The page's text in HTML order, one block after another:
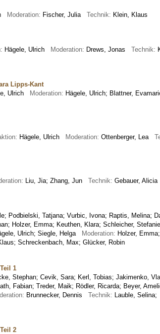
Moderation: Fischer, Julia Technik: Klein, Klaus
Hägele, Ulrich Moderation: Drews, Jonas Technik:
Lipps-Kant
Ulrich Moderation: Hägele, Ulrich; Blattner,
Hägele, Ulrich Moderation: Ottenberger, Lea
Liu, Jia; Zhang, Jun Technik: Gebauer, Alicia
; Podbielski, Tatjana; Vurbic, Ivona; Raptis, Melina;
; Holzer, Emma; Keuthen, Klara; Schleicher, Stefanie
Ulrich; Siegle, Helga Moderation: Holzer, Emma;
Schreckenbach, Max; Glücker, Robin
1
Stephan; Cevik, Sara; Kerl, Tobias; Jakimenko,
Fabian; Treder, Maik; Rödler, Ricarda; Beyer,
Brunnecker, Dennis Technik: Lauble, Selina;
2